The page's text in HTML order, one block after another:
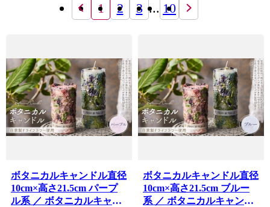
1 2 3 ... 10
ボタニカルキャンドル直径
10cm×高さ21.5cm パープ
ル系 ／ ボタニカルキャン
ボタニカルキャンドル直径
10cm×高さ21.5cm ブルー
系 ／ ボタニカルキャンド